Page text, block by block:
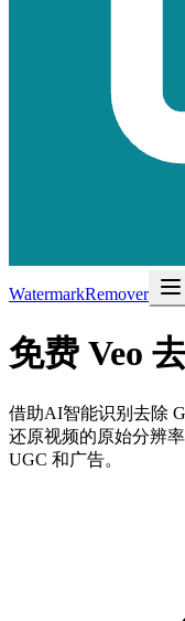
WatermarkRemover
免费 Veo
借助AI智能识别去除
还原视频的原始分辨
UGC 和广告。